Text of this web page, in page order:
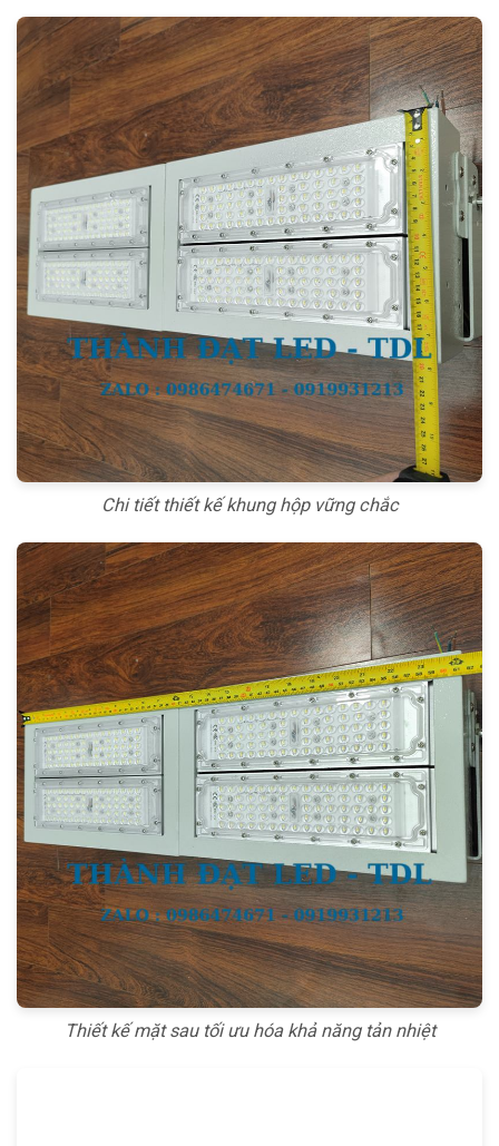
Chi tiết thiết kế khung hộp vững chắc
Thiết kế mặt sau tối ưu hóa khả năng tản nhiệt